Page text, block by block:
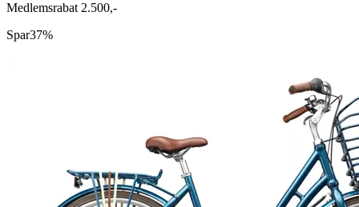
Medlemsrabat 2.500,-
Spar37%